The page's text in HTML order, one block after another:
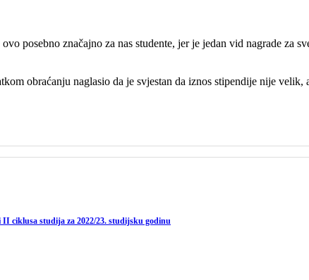
posebno značajno za nas studente, jer je jedan vid nagrade za
obraćanju naglasio da je svjestan da iznos stipendije nije velik,
ciklusa studija za 2022/23. studijsku godinu